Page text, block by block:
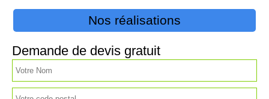
Nos réalisations
Demande de devis gratuit